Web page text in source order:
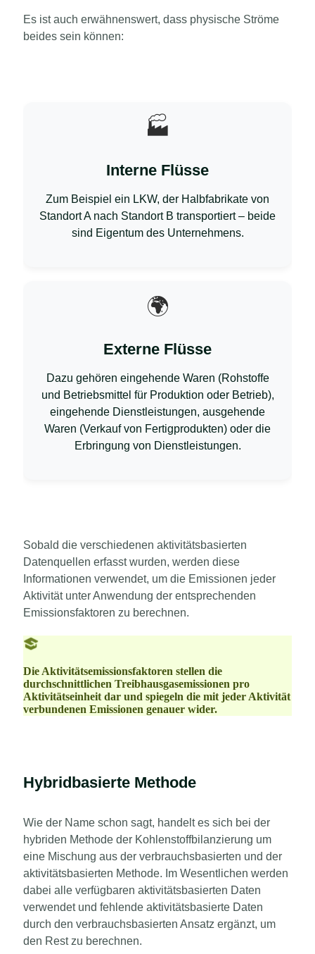
Es ist auch erwähnenswert, dass physische Ströme
beides sein können:
🏭
Interne Flüsse
Zum Beispiel ein LKW, der Halbfabrikate von
Standort A nach Standort B transportiert – beide
sind Eigentum des Unternehmens.
🌍
Externe Flüsse
Dazu gehören eingehende Waren (Rohstoffe
und Betriebsmittel für Produktion oder Betrieb),
eingehende Dienstleistungen, ausgehende
Waren (Verkauf von Fertigprodukten) oder die
Erbringung von Dienstleistungen.
Sobald die verschiedenen aktivitätsbasierten
Datenquellen erfasst wurden, werden diese
Informationen verwendet, um die Emissionen jeder
Aktivität unter Anwendung der entsprechenden
Emissionsfaktoren zu berechnen.
Die Aktivitätsemissionsfaktoren stellen die
durchschnittlichen Treibhausgasemissionen pro
Aktivitätseinheit dar und spiegeln die mit jeder Aktivität
verbundenen Emissionen genauer wider.
Hybridbasierte Methode
Wie der Name schon sagt, handelt es sich bei der
hybriden Methode der Kohlenstoffbilanzierung um
eine Mischung aus der verbrauchsbasierten und der
aktivitätsbasierten Methode. Im Wesentlichen werden
dabei alle verfügbaren aktivitätsbasierten Daten
verwendet und fehlende aktivitätsbasierte Daten
durch den verbrauchsbasierten Ansatz ergänzt, um
den Rest zu berechnen.